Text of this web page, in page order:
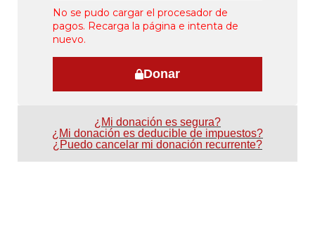
No se pudo cargar el procesador de
pagos. Recarga la página e intenta de
nuevo.
Donar
¿Mi donación es segura?
¿Mi donación es deducible de impuestos?
¿Puedo cancelar mi donación recurrente?